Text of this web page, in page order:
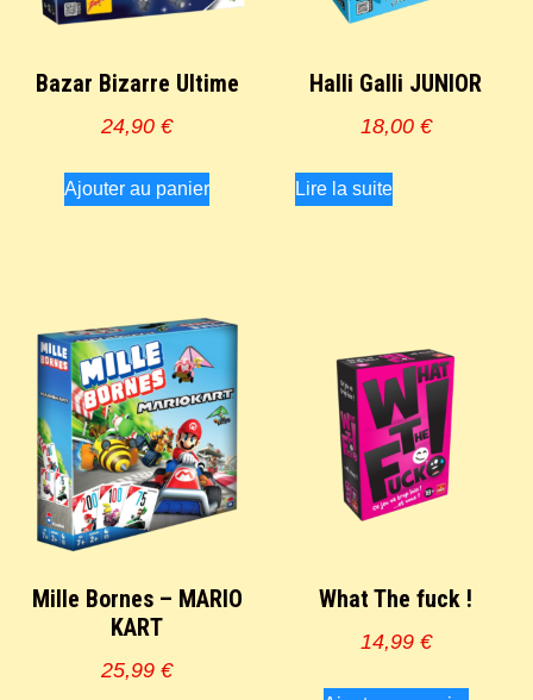
Bazar Bizarre Ultime
24,90€
Ajouter au panier
Halli Galli JUNIOR
18,00 €
Lire la suite
Mille Bornes – MARIO
KART
25,99€
What The fuck !
14,99 €